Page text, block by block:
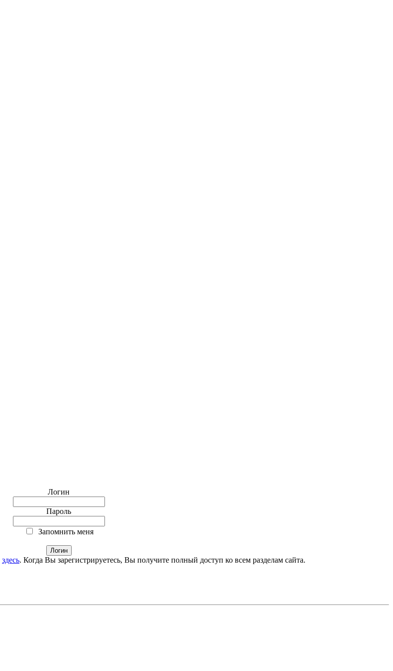
Логин
Пароль
Запомнить меня
здесь. Когда Вы зарегистрируетесь, Вы получите полный доступ ко всем разделам сайта.